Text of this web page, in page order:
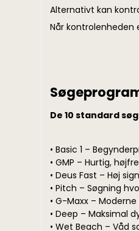
Alternativt kan
Når
De 10 standard
• Basic 1 –
• GMP – Hurtig,
• Deus Fast – Høj
• Pitch – Søgning
• G-Maxx –
• Deep – Maksimal
• Wet Beach – Våd